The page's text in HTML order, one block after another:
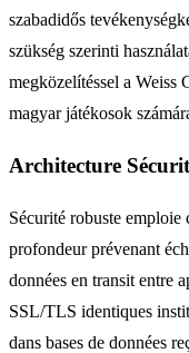
szabadidős
szükség szerinti
megközelítéssel a Weiss
magyar játékosok
Architecture
Sécurité robuste emploie
profondeur prévenant
données en transit entre
SSL/TLS identiques
dans bases de données